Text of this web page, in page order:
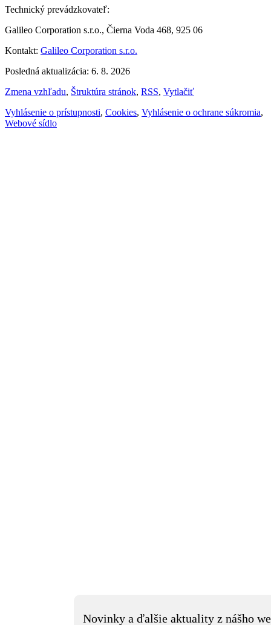
Novinky a ďalšie aktuality z nášho
Technický prevádzkovateľ:
Galileo Corporation s.r.o., Čierna Voda 468, 925 06
Kontakt: Galileo Corporation s.r.o.
Posledná aktualizácia: 6. 8. 2026
Zmena vzhľadu, Štruktúra stránok, RSS, Vytlačiť
Vyhlásenie o prístupnosti, Cookies, Vyhlásenie o ochrane súkromia,
Webové sídlo